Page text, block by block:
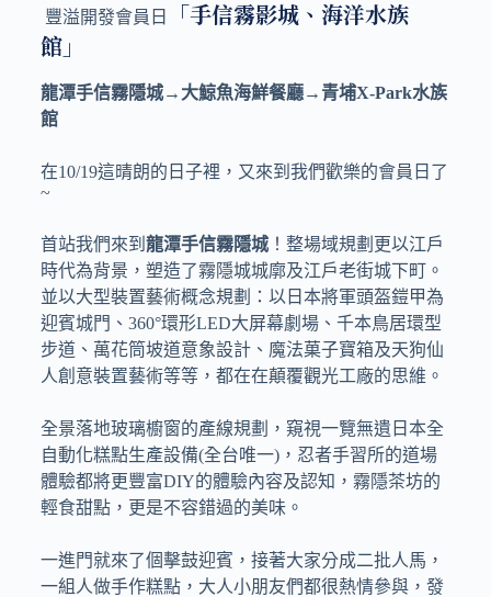
豐溢開發會員日
「手信霧影城、海洋水族
館」
龍潭手信霧隱城→大鯨魚海鮮餐廳→青埔X-Park水族
館
在10/19這晴朗的日子裡，又來到我們歡樂的會員日了
~
首站我們來到 龍潭手信霧隱城！ 整場域規劃更以江戶
時代為背景，塑造了霧隱城城廓及江戶老街城下町。
並以大型裝置藝術概念規劃：以日本將軍頭盔鎧甲為
迎賓城門、360°環形LED大屏幕劇場、千本鳥居環型
步道、萬花筒坡道意象設計、魔法菓子寶箱及天狗仙
人創意裝置藝術等等，都在在顛覆觀光工廠的思維。
全景落地玻璃櫥窗的產線規劃，窺視一覽無遺日本全
自動化糕點生產設備(全台唯一)，忍者手習所的道場
體驗都將更豐富DIY的體驗內容及認知，霧隱茶坊的
輕食甜點，更是不容錯過的美味。
一進門就來了個擊鼓迎賓，接著大家分成二批人馬，
一組人做手作糕點，大人小朋友們都很熱情參與，發